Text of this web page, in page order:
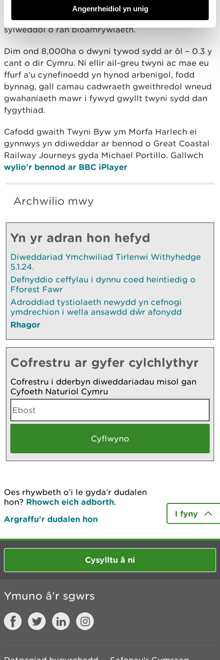
Angenrheidiol yn unig
wedi’i or-sefydlogi gan lystyfiant dros yr hanner
can mlynedd diwethaf, gan arwain at golled
sylweddol o ran bioamrywiaeth.
Dim ond 8,000ha o dwyni tywod sydd ar ôl – 0.3 y
cant o dir Cymru. Ni ellir ail-greu twyni ac mae eu
ffurf a'u cynefinoedd yn hynod arbenigol, fodd
bynnag, gall camau cadwraeth gweithredol wneud
gwahaniaeth mawr i fywyd gwyllt twyni sydd dan
fygythiad.
Cafodd gwaith Twyni Byw ym Morfa Harlech ei
gynnwys yn ddiweddar ar bennod o Great Coastal
Railway Journeys gyda Michael Portillo. Gallwch
wylio'r bennod ar BBC iPlayer
Archwilio mwy
Yn yr adran hon hefyd
Diweddariad Ymchwiliad Tirlenwi Withyhedge
5.1.24.
Defnyddio ceffylau i dynnu coed heintiedig o
Fforest Fawr
Adroddiad tystiolaeth newydd yn cefnogi
ymdrechion i wella ansawdd dŵr afonydd
Rhagor
Cofrestru ar gyfer cylchlythyr
Cofrestru i dderbyn diweddariadau misol gan
Cyfoeth Naturiol Cymru
Oes rhywbeth o’i le gyda’r dudalen
hon? Rhowch eich adborth.
Argraffu’r dudalen hon
I fyny
Cysylltu â ni
Ymuno â'r sgwrs